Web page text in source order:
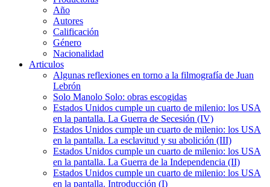
Año
Autores
Calificación
Género
Nacionalidad
Articulos
Algunas reflexiones en torno a la filmografía de Juan
Lebrón
Solo Manolo Solo: obras escogidas
Estados Unidos cumple un cuarto de milenio: los USA
en la pantalla. La Guerra de Secesión (IV)
Estados Unidos cumple un cuarto de milenio: los USA
en la pantalla. La esclavitud y su abolición (III)
Estados Unidos cumple un cuarto de milenio: los USA
en la pantalla. La Guerra de la Independencia (II)
Estados Unidos cumple un cuarto de milenio: los USA
en la pantalla. Introducción (I)